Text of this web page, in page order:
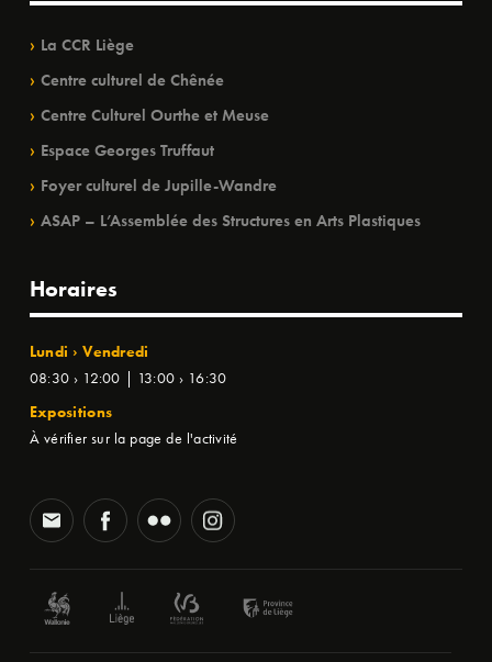
La CCR Liège
Centre culturel de Chênée
Centre Culturel Ourthe et Meuse
Espace Georges Truffaut
Foyer culturel de Jupille-Wandre
ASAP – L’Assemblée des Structures en Arts Plastiques
Horaires
Lundi › Vendredi
08:30 › 12:00 | 13:00 › 16:30
Expositions
À vérifier sur la page de l'activité